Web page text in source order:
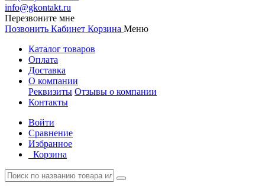
info@gkontakt.ru
Перезвоните мне
Позвонить Кабинет Корзина Меню
Каталог товаров
Оплата
Доставка
О компании
Реквизиты Отзывы о компании
Контакты
Войти
Сравнение
Избранное
Корзина